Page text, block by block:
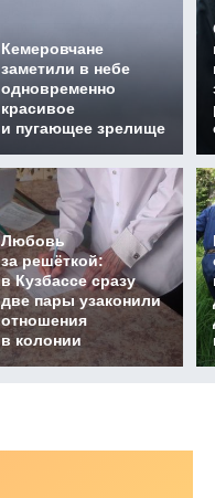
Кемеровчане
заметили в небе
одновременно
красивое
и пугающее зрелище
Любовь
за решёткой:
в Кузбассе сразу
две пары узаконили
отношения
в колонии